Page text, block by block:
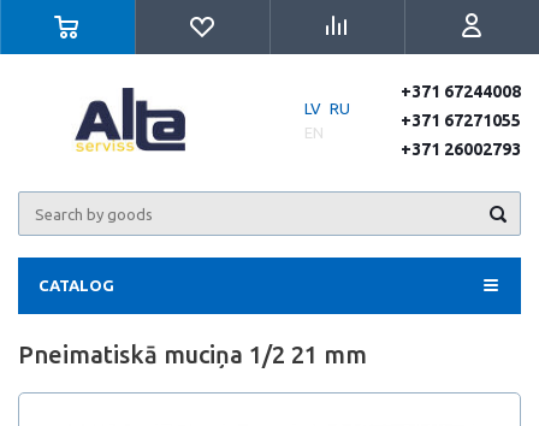
LV RU
EN
+371 67244008
+371 67271055
+371 26002793
CATALOG
Pneimatiskā muciņa 1/2 21 mm